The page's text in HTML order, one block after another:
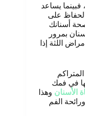
يساعد
على
أسنانك
بمرور
اللثة إذا
في فمك
الأسنان وهذا
الفم